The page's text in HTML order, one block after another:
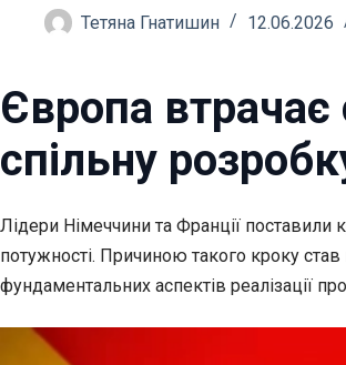
Тетяна Гнатишин 12.06.2026
Європа втрачає
спільну
Лідери Німеччини та Франції поставили
потужності. Причиною такого кроку
фундаментальних аспектів реалізації